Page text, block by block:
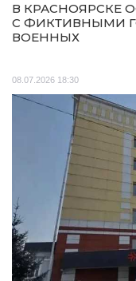
В КРАСНОЯРСКЕ
С ФИКТИВНЫМИ
ВОЕННЫХ
08.07.2026 18:30